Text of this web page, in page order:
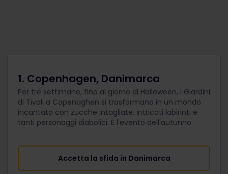
1. Copenhagen, Danimarca
Per tre settimane, fino al giorno di Halloween, i Giardini
di Tivoli a Copenaghen si trasformano in un mondo
incantato con zucche intagliate, intricati labirinti e
tanti personaggi diabolici. È l'evento dell'autunno.
Accetta la sfida in Danimarca